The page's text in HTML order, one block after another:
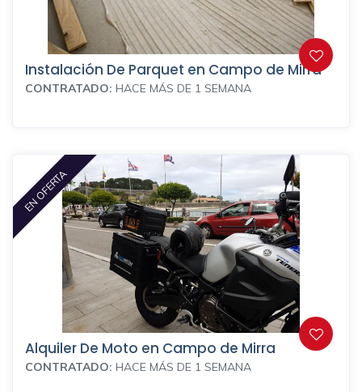
Instalación De Parquet en Campo de Mirra
CONTRATADO: HACE MÁS DE 1 SEMANA
EN OFERTA
Alquiler De Moto en Campo de Mirra
CONTRATADO: HACE MÁS DE 1 SEMANA